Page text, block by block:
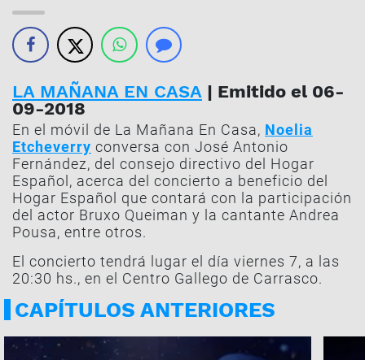
LA MAÑANA EN CASA | Emitido el 06-
09-2018
En el móvil de La Mañana En Casa, Noelia
Etcheverry conversa con José Antonio
Fernández, del consejo directivo del Hogar
Español, acerca del concierto a beneficio del
Hogar Español que contará con la participación
del actor Bruxo Queiman y la cantante Andrea
Pousa, entre otros.
El concierto tendrá lugar el día viernes 7, a las
20:30 hs., en el Centro Gallego de Carrasco.
CAPÍTULOS ANTERIORES